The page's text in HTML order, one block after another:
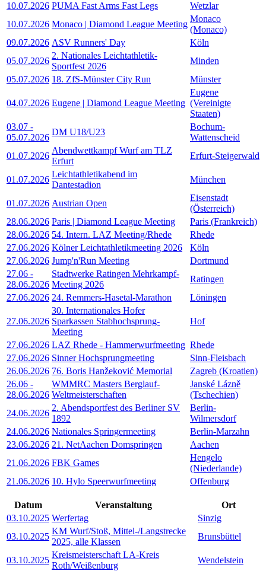
10.07.2026 PUMA Fast Arms Fast Legs
Wetzlar
10.07.2026 Monaco | Diamond League Meeting
Monaco
(Monaco)
09.07.2026 ASV Runners' Day
Köln
05.07.2026
2. Nationales Leichtathletik-
Sportfest 2026
Minden
05.07.2026 18. ZfS-Münster City Run Münster
04.07.2026 Eugene | Diamond League Meeting
Eugene
(Vereinigte
Staaten)
03.07 -
05.07.2026
DM U18/U23
Bochum-
Wattenscheid
01.07.2026
Abendwettkampf Wurf am TLZ
Erfurt
Erfurt-Steigerwald
01.07.2026
Leichtathletikabend im
Dantestadion
München
01.07.2026 Austrian Open
Eisenstadt
(Österreich)
28.06.2026 Paris | Diamond League Meeting
Paris (Frankreich)
28.06.2026 54. Intern. LAZ Meeting/Rhede
Rhede
27.06.2026 Kölner Leichtathletikmeeting 2026
Köln
27.06.2026 Jump'n'Run Meeting
Dortmund
27.06 -
28.06.2026
Stadtwerke Ratingen Mehrkampf-
Meeting 2026
Ratingen
27.06.2026 24. Remmers-Hasetal-Marathon Löningen
27.06.2026
30. Internationales Hofer
Sparkassen Stabhochsprung-
Meeting
Hof
27.06.2026 LAZ Rhede - Hammerwurfmeeting Rhede
27.06.2026 Sinner Hochsprungmeeting
Sinn-Fleisbach
26.06.2026 76. Boris Hanžeković Memorial
Zagreb (Kroatien)
26.06 -
28.06.2026
WMMRC Masters Berglauf-
Weltmeisterschaften
Janské Lázně
(Tschechien)
24.06.2026
2. Abendsportfest des Berliner SV
1892
Berlin-
Wilmersdorf
24.06.2026 Nationales Springermeeting
Berlin-Marzahn
23.06.2026 21. NetAachen Domspringen
Aachen
21.06.2026 FBK Games
Hengelo
(Niederlande)
21.06.2026 10. Hylo Speerwurfmeeting Offenburg
Datum Veranstaltung
Ort
03.10.2025 Werfertag
Sinzig
03.10.2025
KM Wurf/Stoß, Mittel-/Langstrecke
2025, alle Klassen
Brunsbüttel
03.10.2025
Kreismeisterschaft LA-Kreis
Roth/Weißenburg
Wendelstein